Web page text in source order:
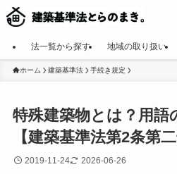
法一覧から探す 地域の取り扱い
ホーム 建築基準法 手続き規定
特殊建築物とは？用語
【建築基準法第2条第二
2019-11-24 2026-06-26